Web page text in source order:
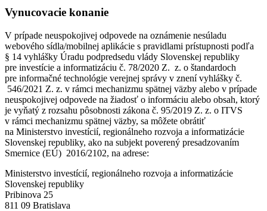
Vynucovacie konanie
V prípade neuspokojivej odpovede na oznámenie nesúladu
webového sídla/mobilnej aplikácie s pravidlami prístupnosti podľa
§ 14 vyhlášky Úradu podpredsedu vlády Slovenskej republiky
pre investície a informatizáciu č. 78/2020 Z. z. o štandardoch
pre informačné technológie verejnej správy v znení vyhlášky č.
546/2021 Z. z. v rámci mechanizmu spätnej väzby alebo v prípade
neuspokojivej odpovede na žiadosť o informáciu alebo obsah, ktorý
je vyňatý z rozsahu pôsobnosti zákona č. 95/2019 Z. z. o ITVS
v rámci mechanizmu spätnej väzby, sa môžete obrátiť
na Ministerstvo investícií, regionálneho rozvoja a informatizácie
Slovenskej republiky, ako na subjekt poverený presadzovaním
Smernice (EÚ) 2016/2102, na adrese:
Ministerstvo investícií, regionálneho rozvoja a informatizácie
Slovenskej republiky
Pribinova 25
811 09 Bratislava